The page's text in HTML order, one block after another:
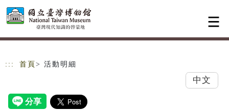
跳到主要內容
網站導覽
::: 首頁 > 活動明細
中文